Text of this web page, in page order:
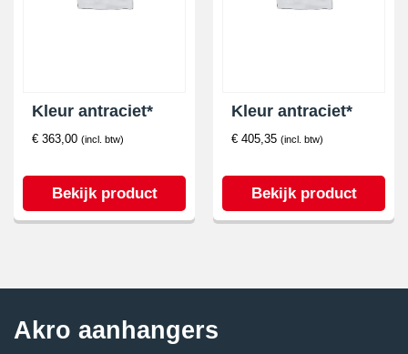
Kleur antraciet*
€ 363,00 (incl. btw)
Bekijk product
Kleur antraciet*
€ 405,35 (incl. btw)
Bekijk product
Akro aanhangers